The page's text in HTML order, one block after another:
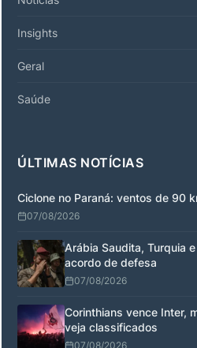
Insights
Geral
Saúde
ÚLTIMAS NOTÍCIAS
Ciclone no Paraná: ventos de 90
07/08/2026
Arábia Saudita, Turquia
acordo de defesa
07/08/2026
Corinthians vence Inter,
veja classificados
07/08/2026